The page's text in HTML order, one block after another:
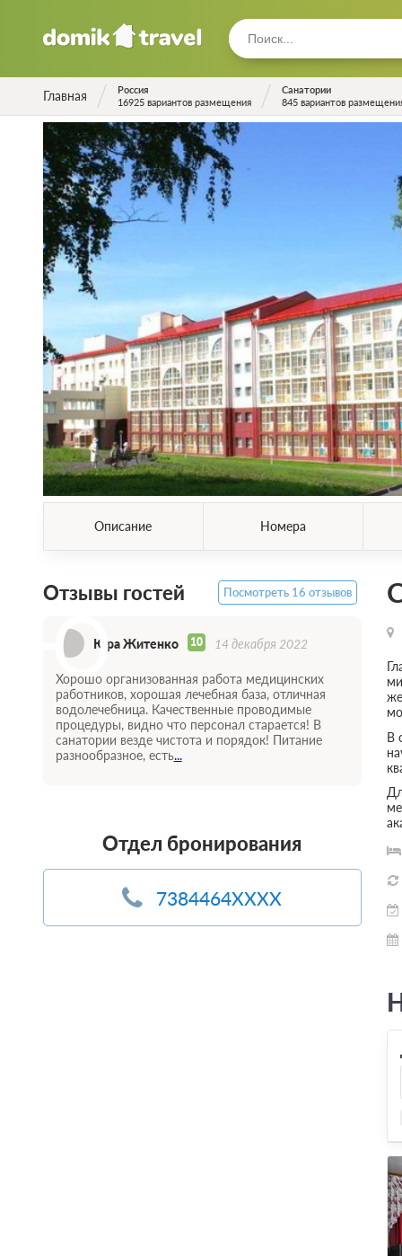
Главная
Россия
16925 вариантов размещения
Санатории
845 вариантов
Описание Номера
Отзывы гостей Посмотреть 16 отзывов
ЮЮра Житенко 10 14 декабря 2022
Хорошо организованная работа медицинских
работников, хорошая лечебная база, отличная
водолечебница. Качественные проводимые
процедуры, видно что персонал старается! В
санатории везде чистота и порядок! Питание
разнообразное, есть...
Отдел бронирования
7384464XXXX
В